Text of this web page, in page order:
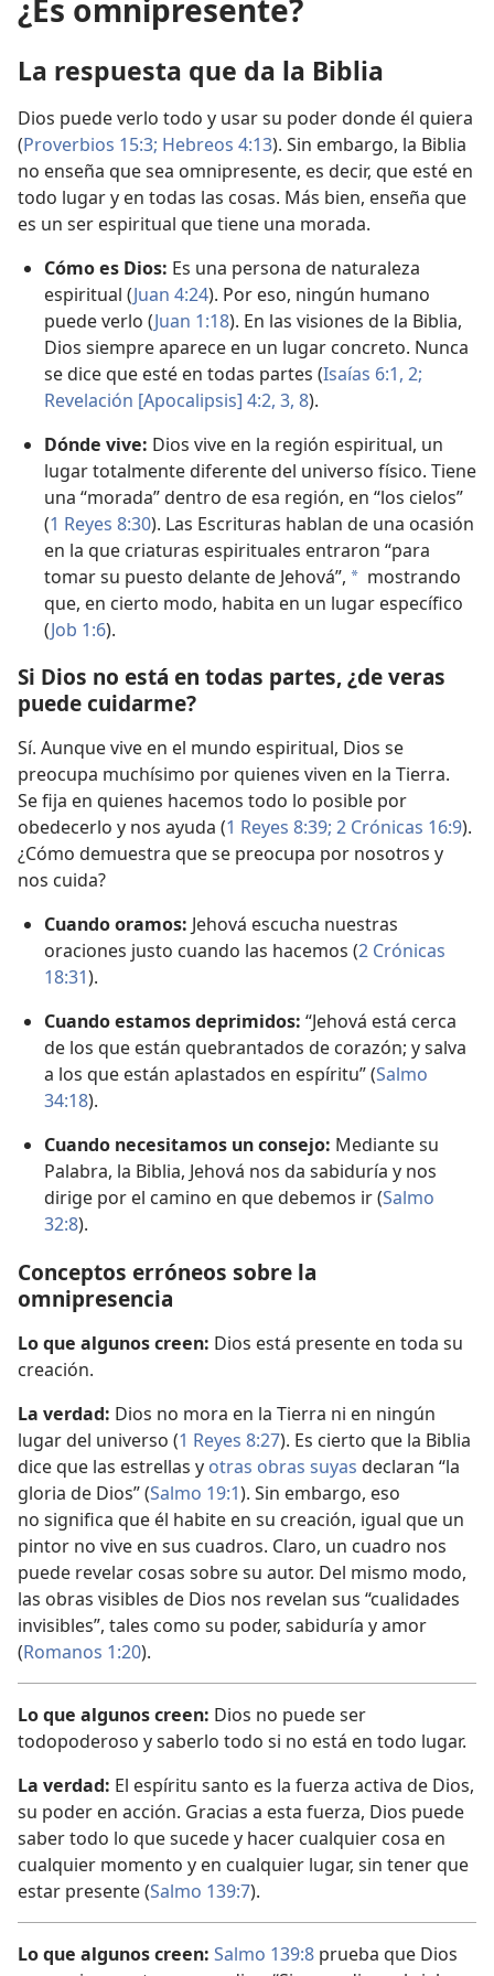
¿Es omnipresente?
La respuesta que da la Biblia
Dios puede verlo todo y usar su poder donde él quiera
(Proverbios 15:3; Hebreos 4:13). Sin embargo, la Biblia
no enseña que sea omnipresente, es decir, que esté en
todo lugar y en todas las cosas. Más bien, enseña que
es un ser espiritual que tiene una morada.
Cómo es Dios: Es una persona de naturaleza
espiritual (Juan 4:24). Por eso, ningún humano
puede verlo (Juan 1:18). En las visiones de la Biblia,
Dios siempre aparece en un lugar concreto. Nunca
se dice que esté en todas partes (Isaías 6:1, 2;
Revelación [Apocalipsis] 4:2, 3, 8).
Dónde vive: Dios vive en la región espiritual, un
lugar totalmente diferente del universo físico. Tiene
una “morada” dentro de esa región, en “los cielos”
(1 Reyes 8:30). Las Escrituras hablan de una ocasión
en la que criaturas espirituales entraron “para
tomar su puesto delante de Jehová”, a mostrando
que, en cierto modo, habita en un lugar específico
(Job 1:6).
Si Dios no está en todas partes, ¿de veras
puede cuidarme?
Sí. Aunque vive en el mundo espiritual, Dios se
preocupa muchísimo por quienes viven en la Tierra.
Se fija en quienes hacemos todo lo posible por
obedecerlo y nos ayuda (1 Reyes 8:39; 2 Crónicas 16:9).
¿Cómo demuestra que se preocupa por nosotros y
nos cuida?
Cuando oramos: Jehová escucha nuestras
oraciones justo cuando las hacemos (2 Crónicas
18:31).
Cuando estamos deprimidos: “Jehová está cerca
de los que están quebrantados de corazón; y salva
a los que están aplastados en espíritu” (Salmo
34:18).
Cuando necesitamos un consejo: Mediante su
Palabra, la Biblia, Jehová nos da sabiduría y nos
dirige por el camino en que debemos ir (Salmo
32:8).
Conceptos erróneos sobre la
omnipresencia
Lo que algunos creen: Dios está presente en toda su
creación.
La verdad: Dios no mora en la Tierra ni en ningún
lugar del universo (1 Reyes 8:27). Es cierto que la Biblia
dice que las estrellas y otras obras suyas declaran “la
gloria de Dios” (Salmo 19:1). Sin embargo, eso
no significa que él habite en su creación, igual que un
pintor no vive en sus cuadros. Claro, un cuadro nos
puede revelar cosas sobre su autor. Del mismo modo,
las obras visibles de Dios nos revelan sus “cualidades
invisibles”, tales como su poder, sabiduría y amor
(Romanos 1:20).
Lo que algunos creen: Dios no puede ser
todopoderoso y saberlo todo si no está en todo lugar.
La verdad: El espíritu santo es la fuerza activa de Dios,
su poder en acción. Gracias a esta fuerza, Dios puede
saber todo lo que sucede y hacer cualquier cosa en
cualquier momento y en cualquier lugar, sin tener que
estar presente (Salmo 139:7).
Lo que algunos creen: Salmo 139:8 prueba que Dios